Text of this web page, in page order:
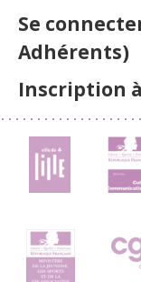
Se
Adhérents)
Inscription